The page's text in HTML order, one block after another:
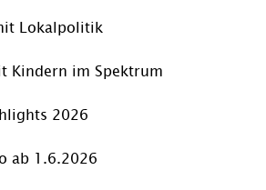
Lokalpolitik
Kindern im Spektrum
2026
ab 1.6.2026